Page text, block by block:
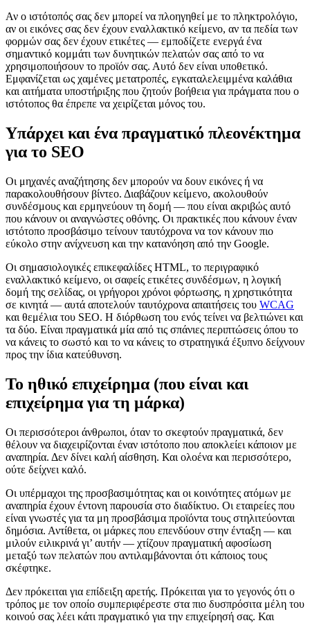
Αν ο ιστότοπός σας δεν μπορεί να πλοηγηθεί με το πληκτρολόγιο,
αν οι εικόνες σας δεν έχουν εναλλακτικό κείμενο, αν τα πεδία των
φορμών σας δεν έχουν ετικέτες — εμποδίζετε ενεργά ένα
σημαντικό κομμάτι των δυνητικών πελατών σας από το να
χρησιμοποιήσουν το προϊόν σας. Αυτό δεν είναι υποθετικό.
Εμφανίζεται ως χαμένες μετατροπές, εγκαταλελειμμένα καλάθια
και αιτήματα υποστήριξης που ζητούν βοήθεια για πράγματα που ο
ιστότοπος θα έπρεπε να χειρίζεται μόνος του.
Υπάρχει και ένα πραγματικό πλεονέκτημα
για το SEO
Οι μηχανές αναζήτησης δεν μπορούν να δουν εικόνες ή να
παρακολουθήσουν βίντεο. Διαβάζουν κείμενο, ακολουθούν
συνδέσμους και ερμηνεύουν τη δομή — που είναι ακριβώς αυτό
που κάνουν οι αναγνώστες οθόνης. Οι πρακτικές που κάνουν έναν
ιστότοπο προσβάσιμο τείνουν ταυτόχρονα να τον κάνουν πιο
εύκολο στην ανίχνευση και την κατανόηση από την Google.
Οι σημασιολογικές επικεφαλίδες HTML, το περιγραφικό
εναλλακτικό κείμενο, οι σαφείς ετικέτες συνδέσμων, η λογική
δομή της σελίδας, οι γρήγοροι χρόνοι φόρτωσης, η χρηστικότητα
σε κινητά — αυτά αποτελούν ταυτόχρονα απαιτήσεις του WCAG
και θεμέλια του SEO. Η διόρθωση του ενός τείνει να βελτιώνει και
τα δύο. Είναι πραγματικά μία από τις σπάνιες περιπτώσεις όπου το
να κάνεις το σωστό και το να κάνεις το στρατηγικά έξυπνο δείχνουν
προς την ίδια κατεύθυνση.
Το ηθικό επιχείρημα (που είναι και
επιχείρημα για τη μάρκα)
Οι περισσότεροι άνθρωποι, όταν το σκεφτούν πραγματικά, δεν
θέλουν να διαχειρίζονται έναν ιστότοπο που αποκλείει κάποιον με
αναπηρία. Δεν δίνει καλή αίσθηση. Και ολοένα και περισσότερο,
ούτε δείχνει καλό.
Οι υπέρμαχοι της προσβασιμότητας και οι κοινότητες ατόμων με
αναπηρία έχουν έντονη παρουσία στο διαδίκτυο. Οι εταιρείες που
είναι γνωστές για τα μη προσβάσιμα προϊόντα τους στηλιτεύονται
δημόσια. Αντίθετα, οι μάρκες που επενδύουν στην ένταξη — και
μιλούν ειλικρινά γι’ αυτήν — χτίζουν πραγματική αφοσίωση
μεταξύ των πελατών που αντιλαμβάνονται ότι κάποιος τους
σκέφτηκε.
Δεν πρόκειται για επίδειξη αρετής. Πρόκειται για το γεγονός ότι ο
τρόπος με τον οποίο συμπεριφέρεστε στα πιο δυσπρόσιτα μέλη του
κοινού σας λέει κάτι πραγματικό για την επιχείρησή σας. Και